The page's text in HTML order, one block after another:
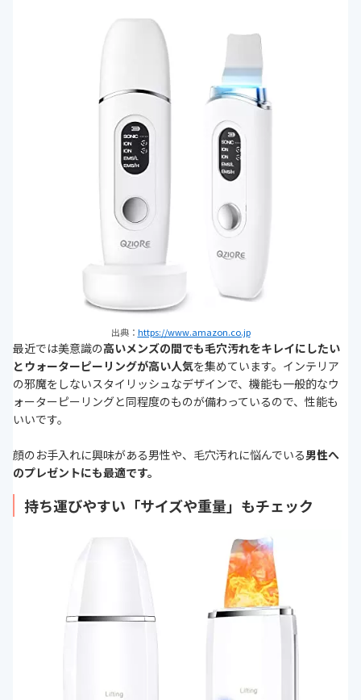
出典： https://www.amazon.co.jp
最近では美意識の高いメンズの間でも毛穴汚れをキレイにしたい
とウォーターピーリングが高い人気を集めています。インテリア
の邪魔をしないスタイリッシュなデザインで、機能も一般的なウ
ォーターピーリングと同程度のものが備わっているので、性能も
いいです。
顔のお手入れに興味がある男性や、毛穴汚れに悩んでいる男性へ
のプレゼントにも最適です。
持ち運びやすい「サイズや重量」もチェック